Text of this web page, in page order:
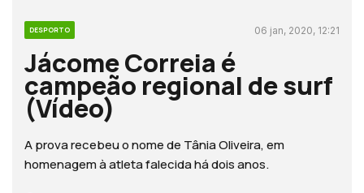
DESPORTO 06 jan, 2020, 12:21
Jácome Correia é
campeão regional de surf
(Vídeo)
A prova recebeu o nome de Tânia Oliveira, em
homenagem à atleta falecida há dois anos.